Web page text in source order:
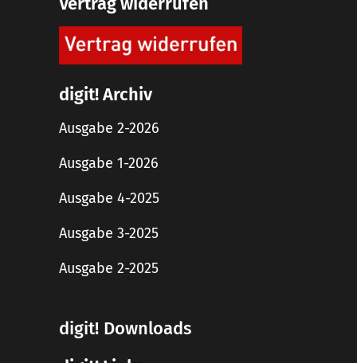
digit! Archiv
Ausgabe 2-2026
Ausgabe 1-2026
Ausgabe 4-2025
Ausgabe 3-2025
Ausgabe 2-2025
digit! Downloads